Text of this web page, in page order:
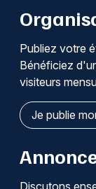
Publiez votre
Bénéficiez
visiteurs
Je publie